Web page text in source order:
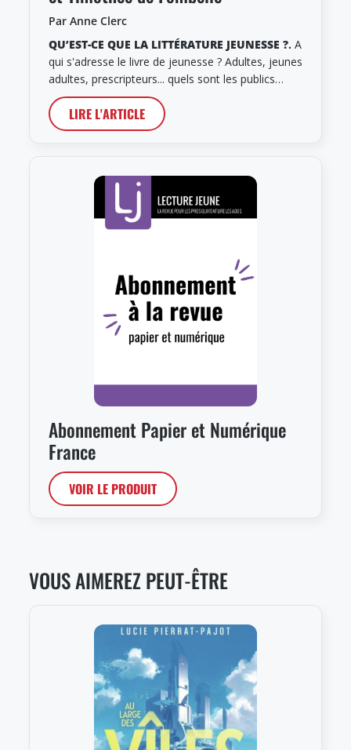
Par Anne Clerc
QU’EST-CE QUE LA LITTÉRATURE JEUNESSE ?. A
qui s'adresse le livre de jeunesse ? Adultes, jeunes
adultes, prescripteurs... quels sont les publics…
LIRE L'ARTICLE
Abonnement Papier et Numérique
France
VOIR LE PRODUIT
VOUS AIMEREZ PEUT-ÊTRE